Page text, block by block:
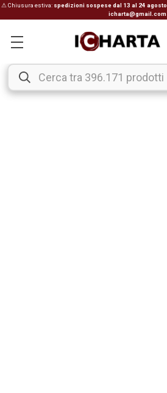
⚠ Chiusura estiva: spedizioni sospese dal 13 al 24 agosto
icharta@gmail.com